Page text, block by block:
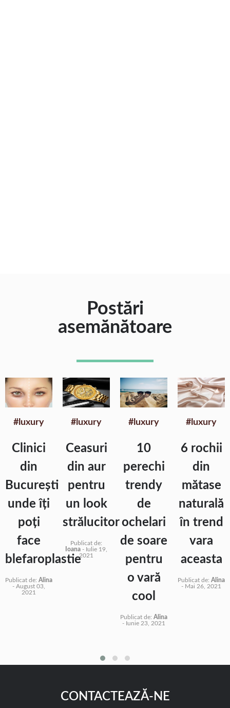
Postări
asemănătoare
#luxury
Clinici
din
București
unde îți
poți
face
blefaroplastie
Publicat de: Alina
- August 03,
2021
#luxury
Ceasuri
din aur
pentru
un look
strălucitor
Publicat de:
Ioana - Iulie 19,
2021
#luxury
10
perechi
trendy
de
ochelari
de soare
pentru
o vară
cool
Publicat de: Alina
- Iunie 23, 2021
#luxury
6 rochii
din
mătase
naturală
în trend
vara
aceasta
Publicat de: Alina
- Mai 26, 2021
CONTACTEAZĂ-NE